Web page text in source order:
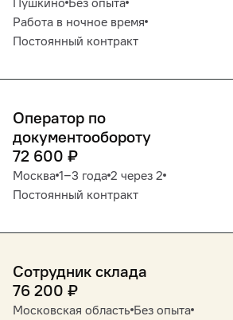
Работа в ночное время
Постоянный контракт
Оператор по
документообороту
72 600 ₽
Москва 1‒3 года 2 через 2
Постоянный контракт
Сотрудник склада
76 200 ₽
Московская область Без опыта